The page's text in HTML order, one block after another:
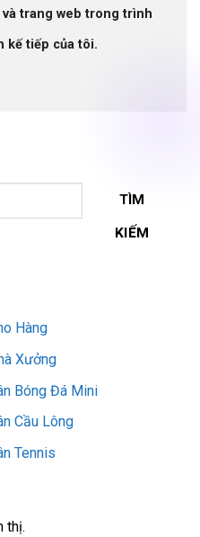
trang web trong trình
kế tiếp của tôi.
TÌM
KIẾM
Hàng
Xưởng
Bóng Đá Mini
Cầu Lông
Tennis
thị.